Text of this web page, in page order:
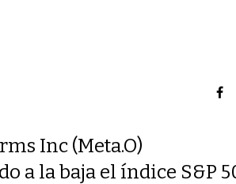
Inc (Meta.O)
a la baja el índice S&P